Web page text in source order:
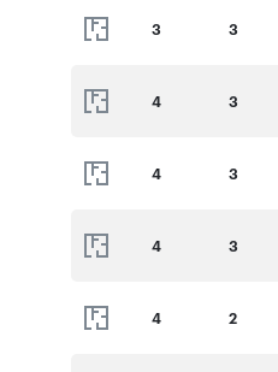
3 3
4 3
4 3
4 3
4 2